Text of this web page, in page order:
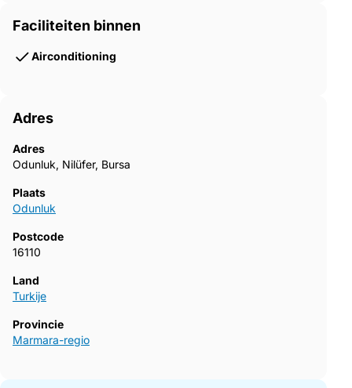
Faciliteiten binnen
Airconditioning
Adres
Adres
Odunluk, Nilüfer, Bursa
Plaats
Odunluk
Postcode
16110
Land
Turkije
Provincie
Marmara-regio